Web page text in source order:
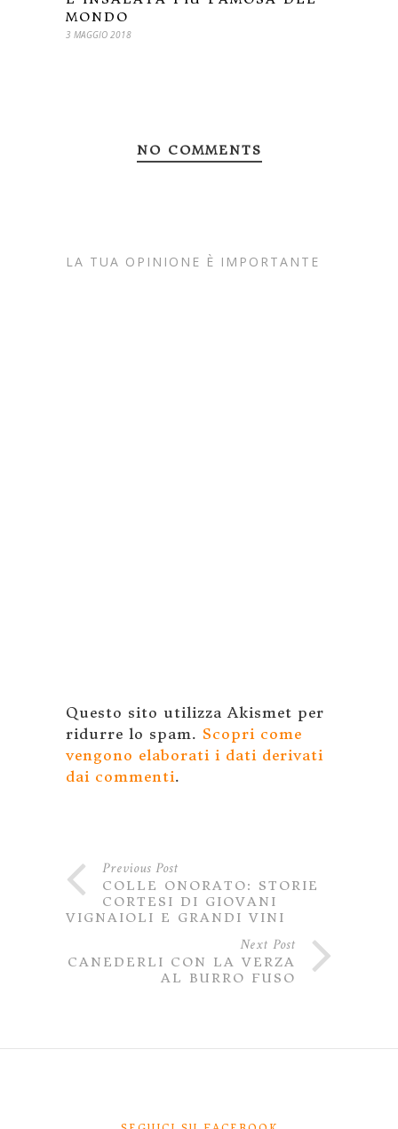
MONDO
3 MAGGIO 2018
NO COMMENTS
LA TUA OPINIONE È IMPORTANTE
Questo sito utilizza Akismet per
ridurre lo spam. Scopri come
vengono elaborati i dati derivati
dai commenti.
Previous Post
COLLE ONORATO: STORIE
CORTESI DI GIOVANI
VIGNAIOLI E GRANDI VINI
Next Post
CANEDERLI CON LA VERZA
AL BURRO FUSO